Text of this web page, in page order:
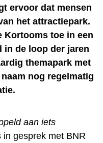
ervoor dat mensen
het attractiepark.
Kortooms toe in een
in de loop der jaren
themapark met
nog regelmatig
aan iets
in gesprek met BNR